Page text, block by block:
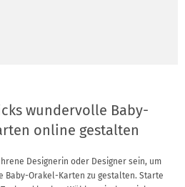
wundervolle Baby-
online gestalten
Designerin oder Designer sein, um
Baby-Orakel-Karten zu gestalten. Starte